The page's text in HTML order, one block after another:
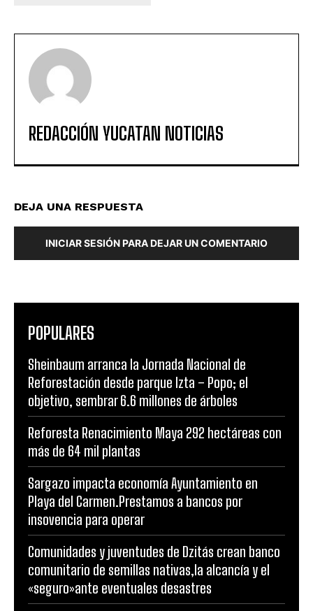
REDACCIÓN YUCATAN NOTICIAS
DEJA UNA RESPUESTA
INICIAR SESIÓN PARA DEJAR UN COMENTARIO
POPULARES
Sheinbaum arranca la Jornada Nacional de
Reforestación desde parque Izta – Popo; el
objetivo, sembrar 6.6 millones de árboles
Reforesta Renacimiento Maya 292 hectáreas con
más de 64 mil plantas
Sargazo impacta economía Ayuntamiento en
Playa del Carmen.Prestamos a bancos por
insovencia para operar
Comunidades y juventudes de Dzitás crean banco
comunitario de semillas nativas,la alcancía y el
«seguro»ante eventuales desastres